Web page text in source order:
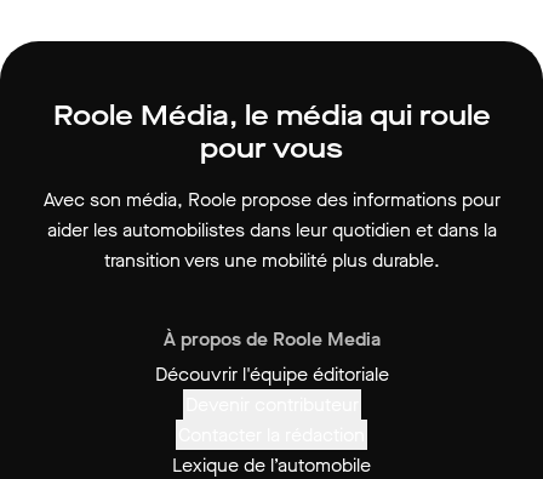
Roole Média, le média qui roule
pour vous
Avec son média, Roole propose des informations pour
aider les automobilistes dans leur quotidien et dans la
transition vers une mobilité plus durable.
À propos de Roole Media
Découvrir l'équipe éditoriale
Lexique de l’automobile